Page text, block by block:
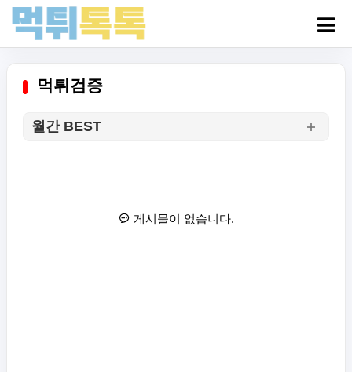
먹튀검증
월간 BEST
게시물이 없습니다.